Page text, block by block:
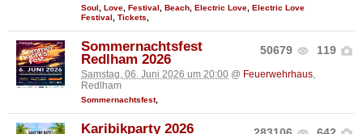
Soul Love Festival Beach Electric Love Electric Love
Festival
Tickets
50679 119
Sommernachtsfest
Redlham 2026
Samstag, 06. Juni 2026 um 20:00 @ Feuerwehrhaus,
Redlham
Sommernachtsfest,
Karibikparty 2026